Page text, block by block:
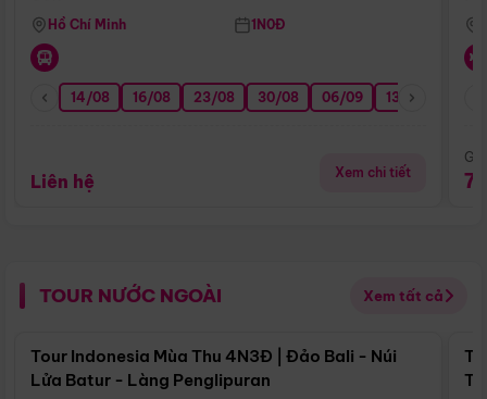
Hồ Chí Minh 1N0Đ
14/08 16/08 23/08 30/08 06/09 13/09
Liên hệ Xem chi tiết
TOUR NƯỚC NGOÀI Xem tất cả
Điểm nổi bật
Tour Indonesia Mùa Thu 4N3Đ | Đảo Bali - Núi
Lửa Batur - Làng Penglipuran